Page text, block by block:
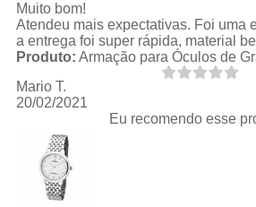
Muito bom!
Atendeu mais expectativas. Foi uma
a entrega foi super rápida, material
Produto: Armação para Óculos de
Mario T.
20/02/2021
Eu recomendo esse